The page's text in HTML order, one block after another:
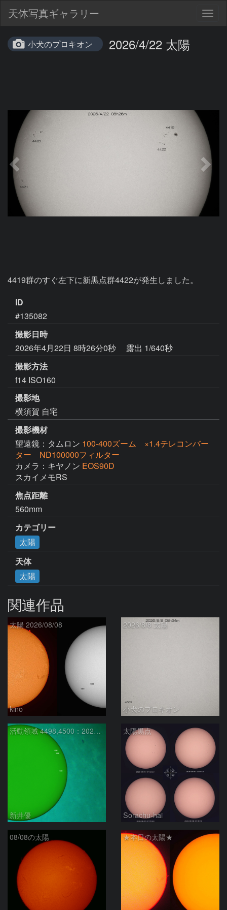
天体写真ギャラリー
小犬のプロキオン 2026/4/22 太陽
4419群のすぐ左下に新黒点群4422が発生しました。
ID
#135082
撮影日時
2026年4月22日 8時26分0秒
露出 1/640秒
撮影方法
f14 ISO160
撮影地
横須賀 自宅
撮影機材
望遠鏡：タムロン 100-400ズーム ×1.4テレコンバー
ター ND100000フィルター
カメラ：キヤノン EOS90D
スカイメモRS
焦点距離
560mm
カテゴリー
太陽
天体
太陽
関連作品
太陽 2026/08/08
kino
2026/8/8 太陽
小犬のプロキオン
活動領域 4498,4500：2026/08/08
新井優
太陽黒点
Sorachu-hai
08/08の太陽 ★本日の太陽★